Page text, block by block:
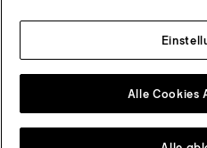
Österreich Zu einem anderen
Alle Cookies